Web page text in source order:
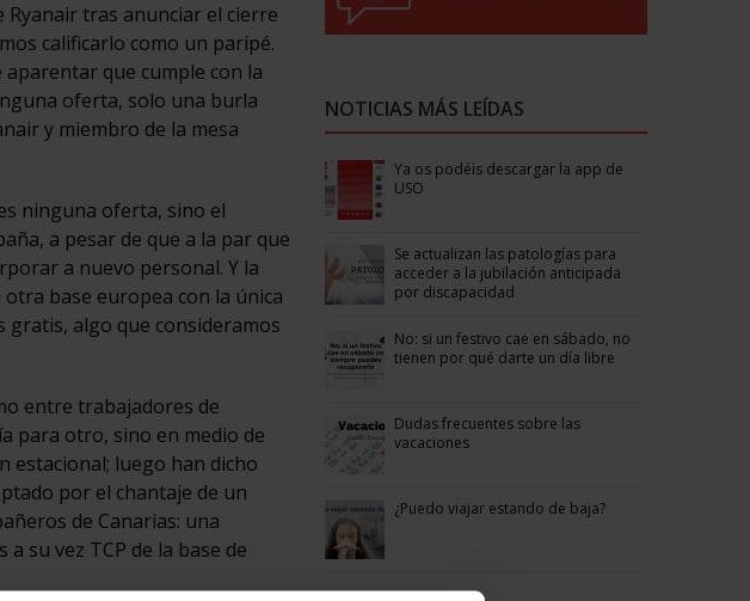
tras anunciar el cierre
calificarlo como un paripé.
que cumple con la
oferta, solo una burla
y miembro de la mesa
ninguna oferta, sino el
a pesar de que a la par que
a nuevo personal. Y la
base europea con la única
gratis, algo que consideramos
entre trabajadores de
para otro, sino en medio de
estacional; luego han dicho
por el chantaje de un
de Canarias: una
su vez TCP de la base de
NOTICIAS MÁS LEÍDAS
Ya os podéis descargar la app de
USO
Se actualizan las patologías para
acceder a la jubilación anticipada
por discapacidad
No: si un festivo cae en sábado, no
tienen por qué darte un día libre
Dudas frecuentes sobre las
vacaciones
¿Puedo viajar estando de baja?